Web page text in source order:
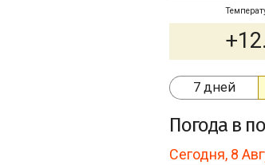
7 дней
Погода в
Сегодня, 8